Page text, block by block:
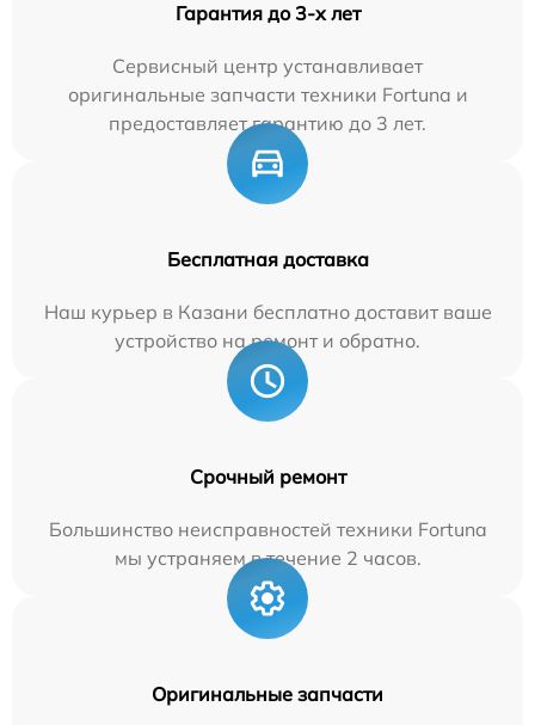
Гарантия до 3-х лет
Сервисный центр устанавливает
оригинальные запчасти техники Fortuna и
предоставляет гарантию до 3 лет.
Бесплатная доставка
Наш курьер в Казани бесплатно доставит ваше
устройство на ремонт и обратно.
Срочный ремонт
Большинство неисправностей техники Fortuna
мы устраняем в течение 2 часов.
Оригинальные запчасти